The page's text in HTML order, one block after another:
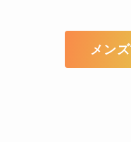
メン